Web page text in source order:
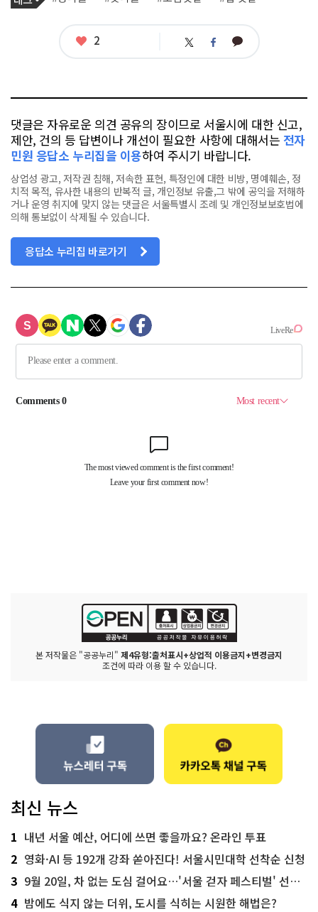
그
좋
2 트 페 카
댓글은 자유로운 의견 공유의 장이므로 서울시에 대한 신고,
제안, 건의 등 답변이나 개선이 필요한 사항에 대해서는 전자
민원 응답소 누리집을 이용하여 주시기 바랍니다.
상업성 광고, 저작권 침해, 저속한 표현, 특정인에 대한 비방, 명예훼손, 정
치적 목적, 유사한 내용의 반복적 글, 개인정보 유출,그 밖에 공익을 저해하
거나 운영 취지에 맞지 않는 댓글은 서울특별시 조례 및 개인정보보호법에
의해 통보없이 삭제될 수 있습니다.
응답소 누리집 바로가기
본 저작물은 "공공누리" 제4유형:출처표시+상업적 이용금지+변경금지
조건에 따라 이용 할 수 있습니다.
최신 뉴스
1 내년 서울 예산, 어디에 쓰면 좋을까요? 온라인 투표
2 영화·AI 등 192개 강좌 쏟아진다! 서울시민대학 선착순 신청
3 9월 20일, 차 없는 도심 걸어요…'서울 걷자 페스티벌' 선착순 5천명
4 밤에도 식지 않는 더위, 도시를 식히는 시원한 해법은?